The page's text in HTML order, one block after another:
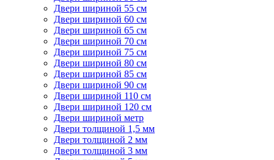
Двери шириной 55 см
Двери шириной 60 см
Двери шириной 65 см
Двери шириной 70 см
Двери шириной 75 см
Двери шириной 80 см
Двери шириной 85 см
Двери шириной 90 см
Двери шириной 110 см
Двери шириной 120 см
Двери шириной метр
Двери толщиной 1,5 мм
Двери толщиной 2 мм
Двери толщиной 3 мм